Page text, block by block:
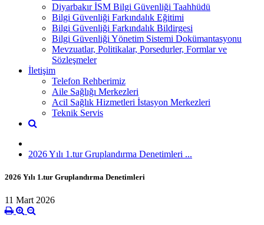
Diyarbakır İSM Bilgi Güvenliği Taahhüdü
Bilgi Güvenliği Farkındalık Eğitimi
Bilgi Güvenliği Farkındalık Bildirgesi
Bilgi Güvenliği Yönetim Sistemi Dokümantasyonu
Mevzuatlar, Politikalar, Porsedurler, Formlar ve
Sözleşmeler
İletişim
Telefon Rehberimiz
Aile Sağlığı Merkezleri
Acil Sağlık Hizmetleri İstasyon Merkezleri
Teknik Servis
2026 Yılı 1.tur Gruplandırma Denetimleri ...
2026 Yılı 1.tur Gruplandırma Denetimleri
11 Mart 2026